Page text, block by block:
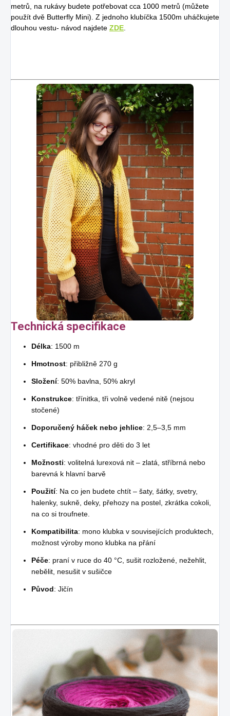
metrů, na rukávy budete potřebovat cca 1000 metrů (můžete
použít dvě Butterfly Mini). Z jednoho klubíčka 1500m uháčkujete
dlouhou vestu- návod najdete ZDE
Technická specifikace
Délka: 1500 m
Hmotnost: přibližně 270 g
Složení: 50% bavlna, 50% akryl
Konstrukce: třínitka, tři volně vedené nitě (nejsou
stočené)
Doporučený háček nebo jehlice: 2,5–3,5 mm
Certifikace: vhodné pro děti do 3 let
Možnosti: volitelná lurexová nit – zlatá, stříbrná nebo
barevná k hlavní barvě
Použití: Na co jen budete chtít – šaty, šátky, svetry,
halenky, sukně, deky, přehozy na postel, zkrátka cokoli,
na co si troufnete.
Kompatibilita: mono klubka v souvisejících produktech,
možnost výroby mono klubka na přání
Péče: praní v ruce do 40 °C, sušit rozložené, nežehlit,
nebělit, nesušit v sušičce
Původ: Jičín